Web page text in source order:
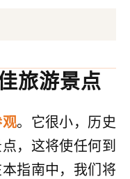
旅游景点
。它很小，历史
，这将使任何到
指南中，我们将